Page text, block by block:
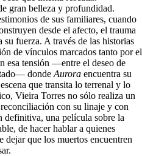
gran belleza y profundidad.
de sus familiares, cuando
desde el afecto, el trauma
fuerza. A través de las historias
de vínculos marcados tanto por el
esa tensión —entre el deseo de
donde Aurora encuentra su
que transita lo terrenal y lo
Vieira Torres no sólo realiza un
con su linaje y con
definitiva, una película sobre la
de hacer hablar a quienes
dejar que los muertos encuentren